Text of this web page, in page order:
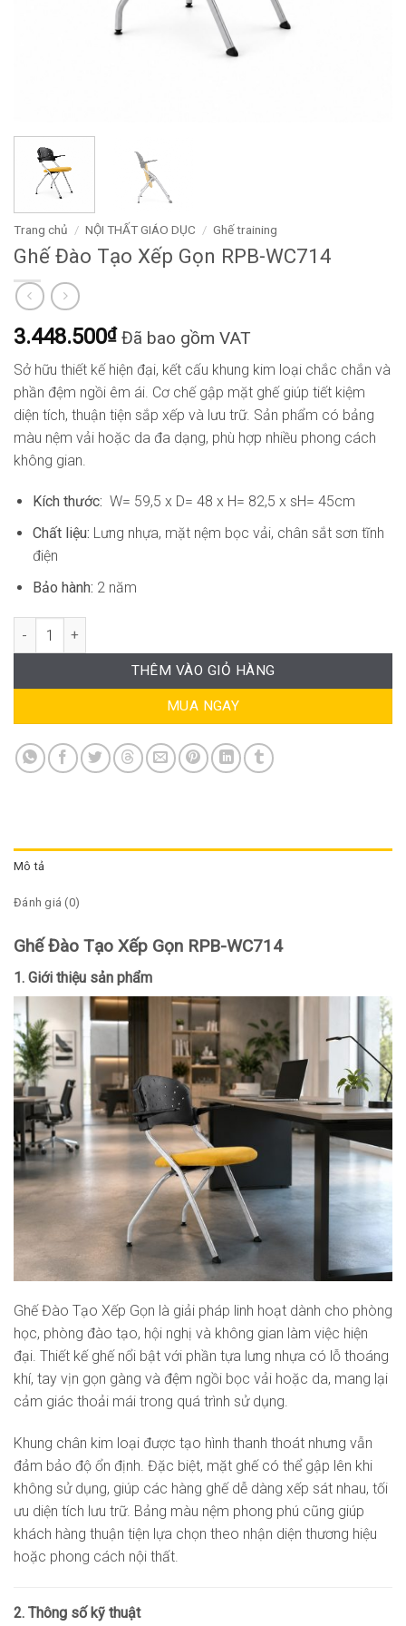
Trang chủ / NỘI THẤT GIÁO DỤC / Ghế training
Ghế Đào Tạo Xếp Gọn RPB-WC714
3.448.500₫ Đã bao gồm VAT
Sở hữu thiết kế hiện đại, kết cấu khung kim loại chắc chắn và
phần đệm ngồi êm ái. Cơ chế gập mặt ghế giúp tiết kiệm
diện tích, thuận tiện sắp xếp và lưu trữ. Sản phẩm có bảng
màu nệm vải hoặc da đa dạng, phù hợp nhiều phong cách
không gian.
Kích thước: W= 59,5 x D= 48 x H= 82,5 x sH= 45cm
Chất liệu: Lưng nhựa, mặt nệm bọc vải, chân sắt sơn tĩnh
điện
Bảo hành: 2 năm
Ghế Đào Tạo Xếp Gọn RPB-WC714 số lượng
THÊM VÀO GIỎ HÀNG
MUA NGAY
Mô tả
Đánh giá (0)
Ghế Đào Tạo Xếp Gọn RPB-WC714
1. Giới thiệu sản phẩm
Ghế Đào Tạo Xếp Gọn là giải pháp linh hoạt dành cho phòng
học, phòng đào tạo, hội nghị và không gian làm việc hiện
đại. Thiết kế ghế nổi bật với phần tựa lưng nhựa có lỗ thoáng
khí, tay vịn gọn gàng và đệm ngồi bọc vải hoặc da, mang lại
cảm giác thoải mái trong quá trình sử dụng.
Khung chân kim loại được tạo hình thanh thoát nhưng vẫn
đảm bảo độ ổn định. Đặc biệt, mặt ghế có thể gập lên khi
không sử dụng, giúp các hàng ghế dễ dàng xếp sát nhau, tối
ưu diện tích lưu trữ. Bảng màu nệm phong phú cũng giúp
khách hàng thuận tiện lựa chọn theo nhận diện thương hiệu
hoặc phong cách nội thất.
2. Thông số kỹ thuật